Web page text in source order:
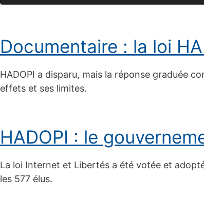
Documentaire : la loi
HADOPI a disparu, mais la réponse graduée
effets et ses limites.
HADOPI : le
La loi Internet et Libertés a été votée et
les 577 élus.